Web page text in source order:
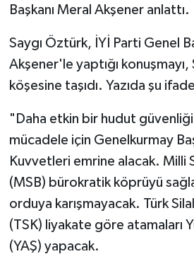
Başkanı Meral Akşener anlattı.
Saygı Öztürk, İYİ Parti Genel
Akşener'le yaptığı
köşesine taşıdı. Yazıda şu
"Daha etkin bir hudut
mücadele için Genelkurmay
Kuvvetleri emrine alacak. Milli
(MSB) bürokratik köprüyü
orduya karışmayacak. Türk
(TSK) liyakate göre atamaları
(YAŞ) yapacak.